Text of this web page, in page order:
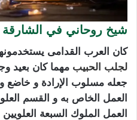
شيخ روحاني في الشارقة
كان العرب القدامى
لجلب الحبيب مهما كان بعيد
جعله مسلوب الإرادة و خاضع
العمل الخاص به و القسم
العمل الملوك السبعة